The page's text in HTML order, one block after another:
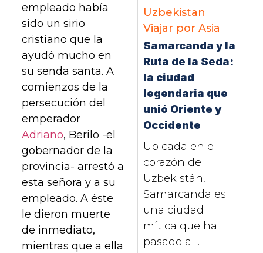
empleado había
sido un sirio
cristiano que la
ayudó mucho en
su senda santa. A
comienzos de la
persecución del
emperador
Adriano, Berilo -el
gobernador de la
provincia- arrestó a
esta señora y a su
empleado. A éste
le dieron muerte
de inmediato,
mientras que a ella
Uzbekistan
Viajar por Asia
Samarcanda y la
Ruta de la Seda:
la ciudad
legendaria que
unió Oriente y
Occidente
Ubicada en el
corazón de
Uzbekistán,
Samarcanda es
una ciudad
mítica que ha
pasado a ...